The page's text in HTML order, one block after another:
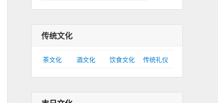
传统文化
茶文化 酒文化 饮食文化 传统礼仪